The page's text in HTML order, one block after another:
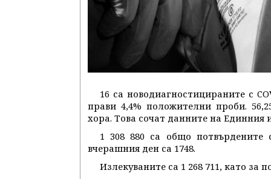
16 са новодиагностицираните с
прави 4,4% положителни проби.
хора. Това сочат данните на
1 308 880 са общо потвърдените
вчерашния ден са 1748.
Излекуваните са 1 268 711, като за